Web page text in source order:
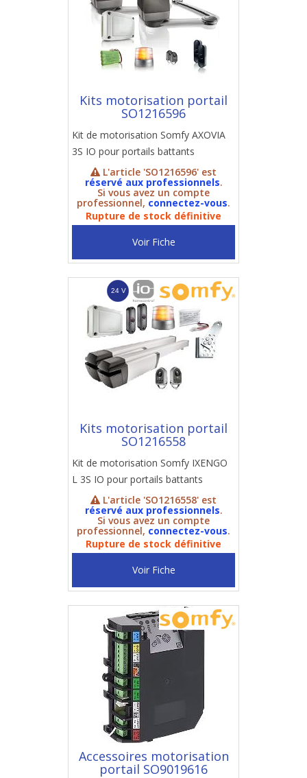
Kits motorisation portail
SO1216596
Kit de motorisation Somfy AXOVIA
3S IO pour portails battants
L'article 'SO1216596' est
réservé aux professionnels.
Si vous avez un compte
professionnel, connectez-vous.
Rupture de stock définitive
Voir Fiche
Kits motorisation portail
SO1216558
Kit de motorisation Somfy IXENGO
L 3S IO pour portails battants
L'article 'SO1216558' est
réservé aux professionnels.
Si vous avez un compte
professionnel, connectez-vous.
Rupture de stock définitive
Voir Fiche
Accessoires motorisation
portail SO9019616